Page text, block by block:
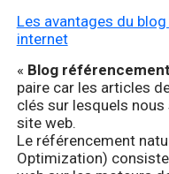
Les avantages du
internet
« Blog
paire car les articles
clés sur lesquels
site web.
Le référencement
Optimization)